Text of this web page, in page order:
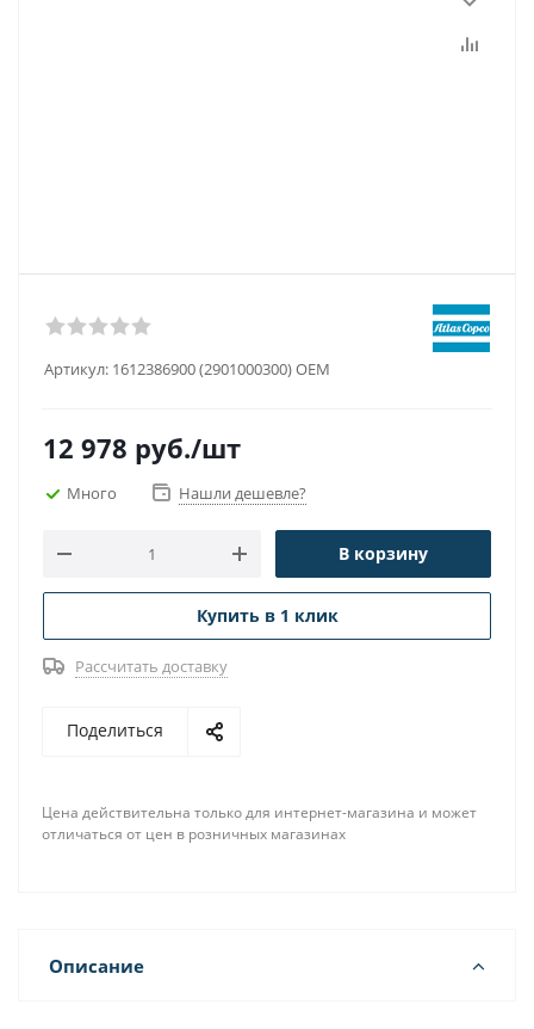
Артикул: 1612386900 (2901000300) OEM
12 978 руб./шт
Много Нашли дешевле?
В корзину
Купить в 1 клик
Рассчитать доставку
Поделиться
Цена действительна только для интернет-магазина и может
отличаться от цен в розничных магазинах
Описание